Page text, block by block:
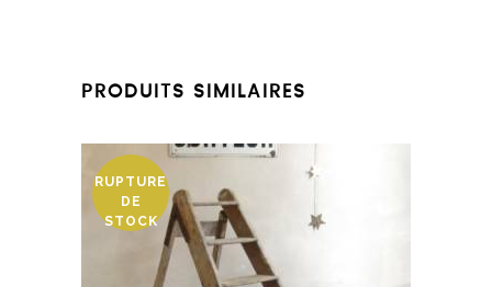
PRODUITS SIMILAIRES
RUPTURE
DE
STOCK